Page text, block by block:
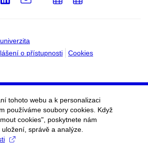
o přístupnosti Cookies
tohoto webu a k personalizaci
používáme soubory cookies. Když
cookies", poskytnete nám
správě a analýze.